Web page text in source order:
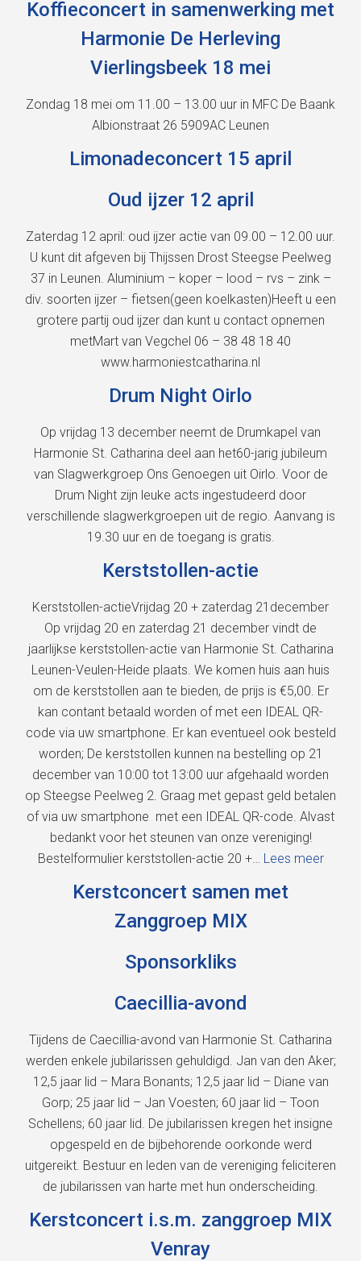
Koffieconcert in samenwerking met
Harmonie De Herleving
Vierlingsbeek 18 mei
Zondag 18 mei om 11.00 – 13.00 uur in MFC De Baank
Albionstraat 26 5909AC Leunen
Limonadeconcert 15 april
Oud ijzer 12 april
Zaterdag 12 april: oud ijzer actie van 09.00 – 12.00 uur.
U kunt dit afgeven bij Thijssen Drost Steegse Peelweg
37 in Leunen. Aluminium – koper – lood – rvs – zink –
div. soorten ijzer – fietsen(geen koelkasten)Heeft u een
grotere partij oud ijzer dan kunt u contact opnemen
metMart van Vegchel 06 – 38 48 18 40
www.harmoniestcatharina.nl
Drum Night Oirlo
Op vrijdag 13 december neemt de Drumkapel van
Harmonie St. Catharina deel aan het60-jarig jubileum
van Slagwerkgroep Ons Genoegen uit Oirlo. Voor de
Drum Night zijn leuke acts ingestudeerd door
verschillende slagwerkgroepen uit de regio. Aanvang is
19.30 uur en de toegang is gratis.
Kerststollen-actie
Kerststollen-actieVrijdag 20 + zaterdag 21december
Op vrijdag 20 en zaterdag 21 december vindt de
jaarlijkse kerststollen-actie van Harmonie St. Catharina
Leunen-Veulen-Heide plaats. We komen huis aan huis
om de kerststollen aan te bieden, de prijs is €5,00. Er
kan contant betaald worden of met een IDEAL QR-
code via uw smartphone. Er kan eventueel ook besteld
worden; De kerststollen kunnen na bestelling op 21
december van 10:00 tot 13:00 uur afgehaald worden
op Steegse Peelweg 2. Graag met gepast geld betalen
of via uw smartphone met een IDEAL QR-code. Alvast
bedankt voor het steunen van onze vereniging!
Bestelformulier kerststollen-actie 20 +… Lees meer
Kerstconcert samen met
Zanggroep MIX
Sponsorkliks
Caecillia-avond
Tijdens de Caecillia-avond van Harmonie St. Catharina
werden enkele jubilarissen gehuldigd. Jan van den Aker;
12,5 jaar lid – Mara Bonants; 12,5 jaar lid – Diane van
Gorp; 25 jaar lid – Jan Voesten; 60 jaar lid – Toon
Schellens; 60 jaar lid. De jubilarissen kregen het insigne
opgespeld en de bijbehorende oorkonde werd
uitgereikt. Bestuur en leden van de vereniging feliciteren
de jubilarissen van harte met hun onderscheiding.
Kerstconcert i.s.m. zanggroep MIX
Venray